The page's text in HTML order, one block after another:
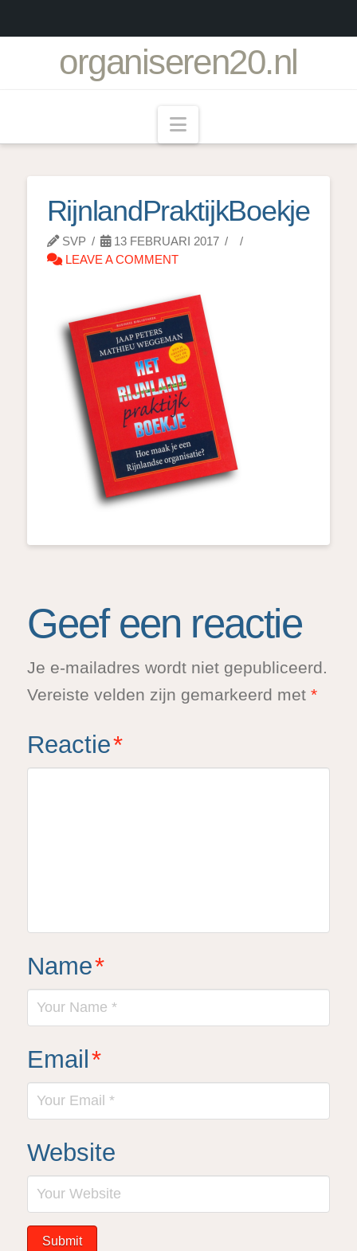
organiseren20.nl
Navigation
RijnlandPraktijkBoekje
SVP
13 FEBRUARI 2017
LEAVE A COMMENT
Geef een reactie
Je e-mailadres wordt niet gepubliceerd.
Vereiste velden zijn gemarkeerd met *
Reactie*
Name*
Email*
Website